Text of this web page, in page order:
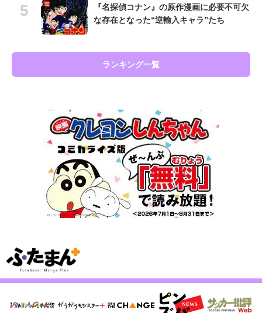
『名探偵コナン』の原作漫画に必要不可欠
な存在となった“逆輸入キャラ”たち
ランキング一覧